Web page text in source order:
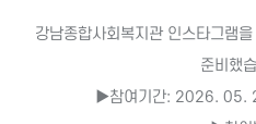
강남종합사회복지관 인스타그램
준비했
▶참여기간: 2026. 05.